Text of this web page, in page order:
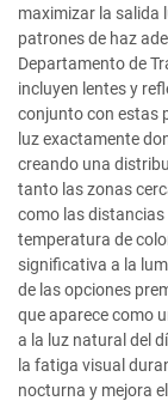
maximizar la salida
patrones de haz
Departamento de
incluyen lentes y
conjunto con estas
luz exactamente
creando una
tanto las zonas
como las distancias
temperatura de
significativa a la
de las opciones
que aparece como
a la luz natural del
la fatiga visual
nocturna y mejora